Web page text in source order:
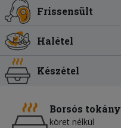
Frissensült
Halétel
Készétel
Borsós tokány
köret nélkül